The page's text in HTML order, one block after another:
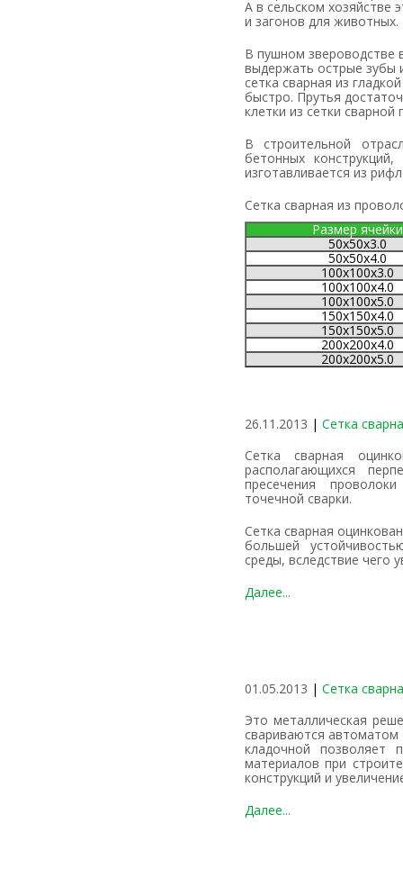
А в сельском хозяйстве
и загонов для животных.
В пушном звероводстве всегда была актуальной проблема оборудования клеток, которые смогут
выдержать острые зубы
сетка сварная из
быстро. Прутья
клетки из сетки
В строительной отрасли сетку сварную применяют для армирования дорожных покрытий,
бетонных
изготавливается из
Сетка сварная из
Размер ячейки
50х50х3.0
50х50х4.0
100х100х3.0
100х100х4.0
100х100х5.0
150х150х4.0
150х150х5.0
200х200х4.0
200х200х5.0
26.11.2013 | Сетка
Сетка сварная оцинкованная изготавливается из проволок,
располагающихся
пресечения
точечной сварки.
Сетка сварная оцинкованная отличается от аналогов без покрытия
большей
среды, вследствие чего
Далее...
01.05.2013 | Сетка
Это металлическая решетка, изготовленная из проволок, которые на стыках
свариваются автоматом
кладочной позволяет
материалов при
конструкций и
Далее...